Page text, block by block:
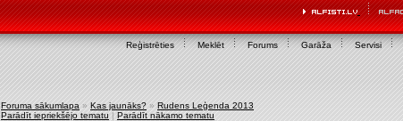
Reģistrēties Meklēt Forums Garāža Servisi
Foruma sākumlapa » Kas jaunāks? » Rudens Leģenda 2013
Parādīt iepriekšējo tematu | Parādīt nākamo tematu